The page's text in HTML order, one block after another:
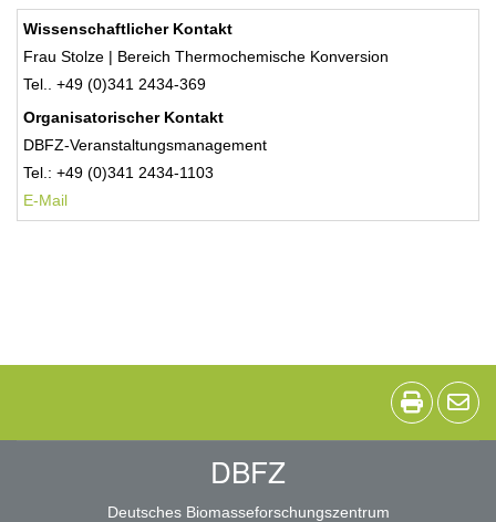
Wissenschaftlicher Kontakt
Frau Stolze | Bereich Thermochemische Konversion
Tel.. +49 (0)341 2434-369
Organisatorischer Kontakt
DBFZ-Veranstaltungsmanagement
Tel.: +49 (0)341 2434-1103
E-Mail
DBFZ
Deutsches Biomasseforschungszentrum